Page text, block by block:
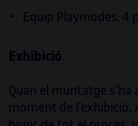
Equip Playmodes: 4
Exhibició
Quan el muntatge
moment de
generacions
veure més